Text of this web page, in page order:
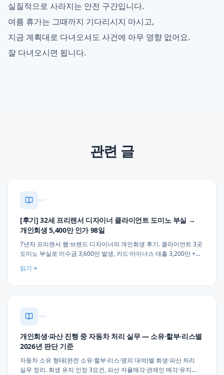
실질적으로 사라지는 안전 구간입니다.
여름 휴가는 그때까지 기다리시지 마시고,
지금 계획대로 다녀오셔도 사건에 아무 영향 없어요.
잘 다녀오시면 됩니다.
관련 글
[후기] 32세 프리랜서 디자이너 클라이언트 도미노 부실 →
개인회생 5,400만 인가 98일
7년차 프리랜서 웹·브랜드 디자이너의 개인회생 후기. 클라이언트 3곳
도미노 부실로 미수금 3,600만 발생, 카드·마이너스 대출 3,200만 +
·1인 자영업자 채무 실무 조언 3가지.
읽기
개인회생·파산 진행 중 자동차 처리 실무 — 소유·할부·리스별
2026년 판단 기준
자동차 소유 형태(완전 소유·할부·리스·명의 대여)별 회생·파산 처리
실무 정리. 회생 유지 인정 3요건, 파산 자율매각·관재인 매각·유지